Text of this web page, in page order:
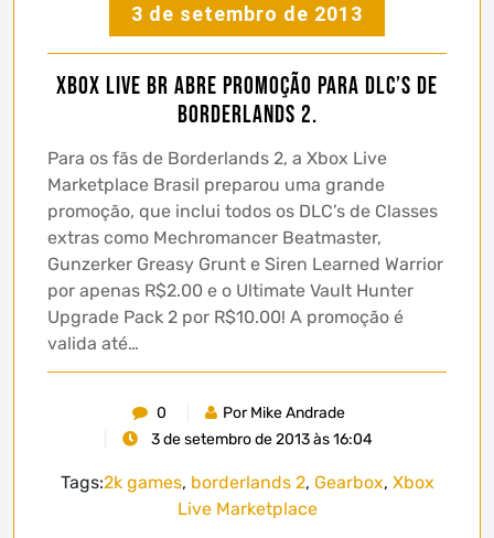
3 de setembro de 2013
Xbox Live BR abre promoção para DLC’s de
Borderlands 2.
Para os fãs de Borderlands 2, a Xbox Live
Marketplace Brasil preparou uma grande
promoção, que inclui todos os DLC’s de Classes
extras como Mechromancer Beatmaster,
Gunzerker Greasy Grunt e Siren Learned Warrior
por apenas R$2.00 e o Ultimate Vault Hunter
Upgrade Pack 2 por R$10.00! A promoção é
valida até…
0
Por Mike Andrade
3 de setembro de 2013 às 16:04
Tags:2k games, borderlands 2, Gearbox, Xbox
Live Marketplace